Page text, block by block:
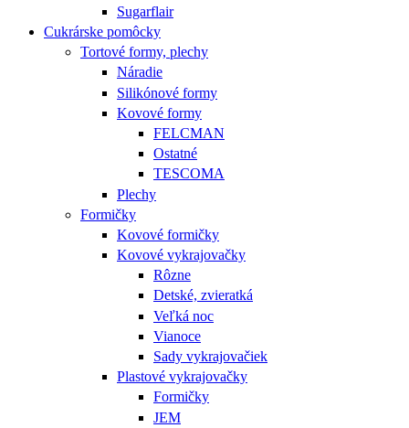
Sugarflair
Cukrárske pomôcky
Tortové formy, plechy
Náradie
Silikónové formy
Kovové formy
FELCMAN
Ostatné
TESCOMA
Plechy
Formičky
Kovové formičky
Kovové vykrajovačky
Rôzne
Detské, zvieratká
Veľká noc
Vianoce
Sady vykrajovačiek
Plastové vykrajovačky
Formičky
JEM